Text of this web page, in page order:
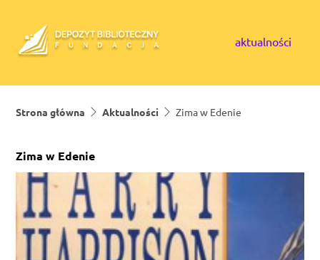
aktualności
Strona główna Aktualności Zima w Edenie
Zima w Edenie